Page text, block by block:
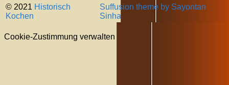
© 2021 Historisch
Kochen
Suffusion theme by Sayontan
Sinha
Cookie-Zustimmung verwalten